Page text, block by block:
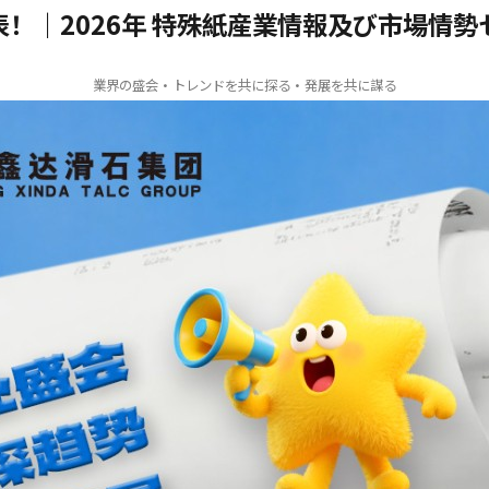
！｜2026年 特殊紙産業情報及び市場情勢
業界の盛会・トレンドを共に探る・発展を共に謀る